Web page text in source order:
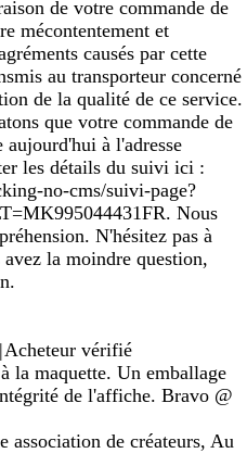
de votre commande de
mécontentement et
causés par cette
au transporteur concerné
de la qualité de ce service.
que votre commande de
à l'adresse
les détails du suivi ici :
no-cms/suivi-page?
Nous
N'hésitez pas à
avez la moindre question,
|Acheteur vérifié
la maquette. Un emballage
de l'affiche. Bravo @
association de créateurs, Au